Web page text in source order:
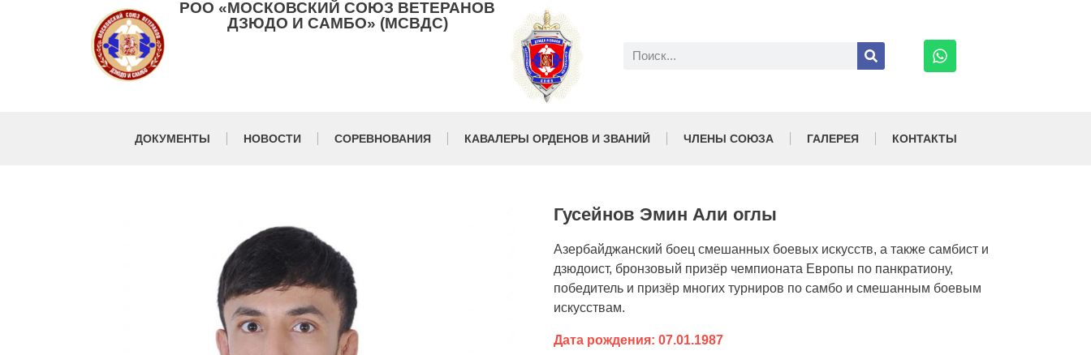
РОО «МОСКОВСКИЙ СОЮЗ ВЕТЕРАНОВ
ДЗЮДО И САМБО» (МСВДС)
ДОКУМЕНТЫ НОВОСТИ СОРЕВНОВАНИЯ КАВАЛЕРЫ ОРДЕНОВ И ЗВАНИЙ ЧЛЕНЫ СОЮЗА ГАЛЕРЕЯ КОНТАКТЫ
Гусейнов Эмин Али оглы
Азербайджанский боец смешанных боевых искусств, а также самбист и
дзюдоист, бронзовый призёр чемпионата Европы по панкратиону,
победитель и призёр многих турниров по самбо и смешанным боевым
искусствам.
Дата рождения: 07.01.1987